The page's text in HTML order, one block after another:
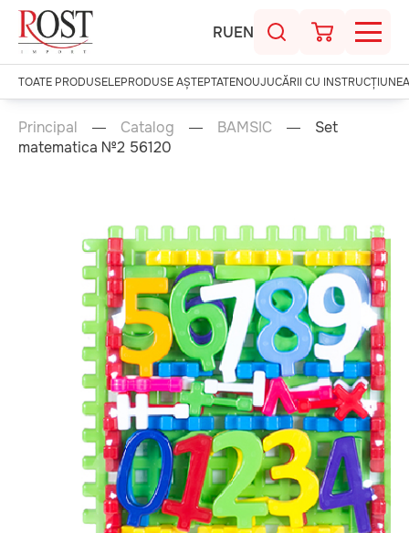
RUEN
TOATE PRODUSELEPRODUSE AȘTEPTATENOUJUCĂRII CU
Principal Catalog BAMSIC
Set
matematica №2 56120